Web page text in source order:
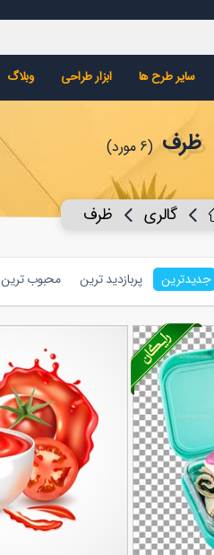
سایر طرح ها ابزار طراحی وبلاگ
ظرف (6 مورد)
گالری ظرف
جدیدترین پربازدید ترین محبوب ترین